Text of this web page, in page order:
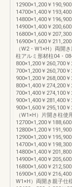
12900×1,200￥
14700×1,400￥
14800×1,400￥
14900×1,400￥
16800×1,600￥
16900×1,600￥
（W2・W1×H）両開
柱アルミ形材柱04・
800×1,200￥260,700
700×1,200￥260,700
900×1,200￥268,000
800×1,400￥274,200
700×1,400￥274,100
900×1,400￥281,400
900×1,600￥295,100
（W1×H）片開き柱
12700×1,200￥
12800×1,200￥
12900×1,200￥
14700×1,400￥
14800×1,400￥
14900×1,400￥
16800×1,600￥
16900×1,600￥
W1×H）両開き親子仕